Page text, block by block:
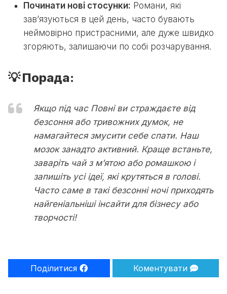
Починати нові стосунки: Романи, які
зав’язуються в цей день, часто бувають
неймовірно пристрасними, але дуже швидко
згоряють, залишаючи по собі розчарування.
💡 Порада:
Якщо під час Повні ви страждаєте від
безсоння або тривожних думок, не
намагайтеся змусити себе спати. Наш
мозок занадто активний. Краще встаньте,
заваріть чай з м’ятою або ромашкою і
запишіть усі ідеї, які крутяться в голові.
Часто саме в такі безсонні ночі приходять
найгеніальніші інсайти для бізнесу або
творчості!
Поділитися Коментувати